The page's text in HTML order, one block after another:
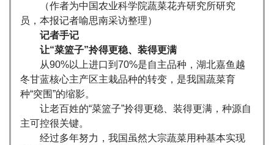
（作者为中国农业科学院蔬菜花卉研究所研究
员，本报记者喻思南采访整理）
记者手记
让“菜篮子”拎得更稳、装得更满
从90%以上进口到70%是自主品种，湖北嘉鱼越
冬甘蓝核心主产区主栽品种的转变，是我国蔬菜育
种“突围”的缩影。
让老百姓的“菜篮子”拎得更稳、装得更满，种源自
主可控很关键。
经过多年努力，我国虽然大宗蔬菜用种基本实现